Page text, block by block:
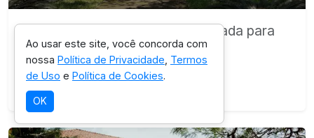
Destino com infraestrutura validada para
esta experiência.
Ao usar este site, você concorda com
nossa Política de Privacidade Termos
de Uso e Política de Cookies.
OK